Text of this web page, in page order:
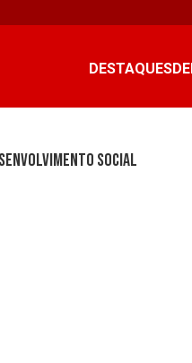
DESTAQUES
social